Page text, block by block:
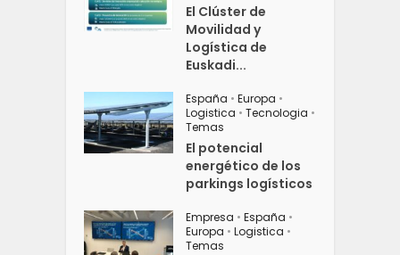
El Clúster de
Movilidad y
Logística de
Euskadi...
España • Europa •
Logistica • Tecnologia •
Temas
El potencial
energético de los
parkings logísticos
Empresa • España •
Europa • Logistica •
Temas